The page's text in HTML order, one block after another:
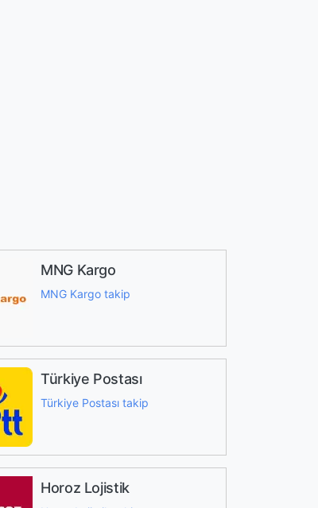
MNG Kargo
MNG Kargo takip
Türkiye Postası
Türkiye Postası takip
Horoz Lojistik